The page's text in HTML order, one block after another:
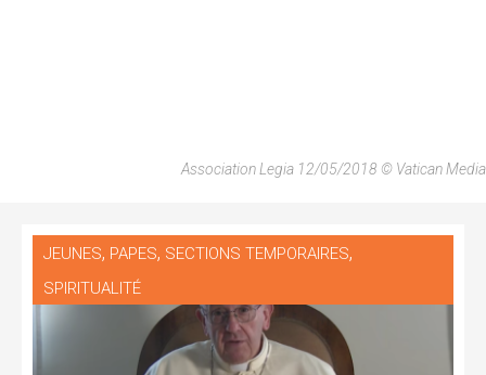
Association Legia 12/05/2018 © Vatican Media
JEUNES, PAPES, SECTIONS TEMPORAIRES,
SPIRITUALITÉ